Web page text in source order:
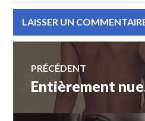
Navigation
de
l’article
PRÉCÉDENT
Article
précédent :
Entièrement